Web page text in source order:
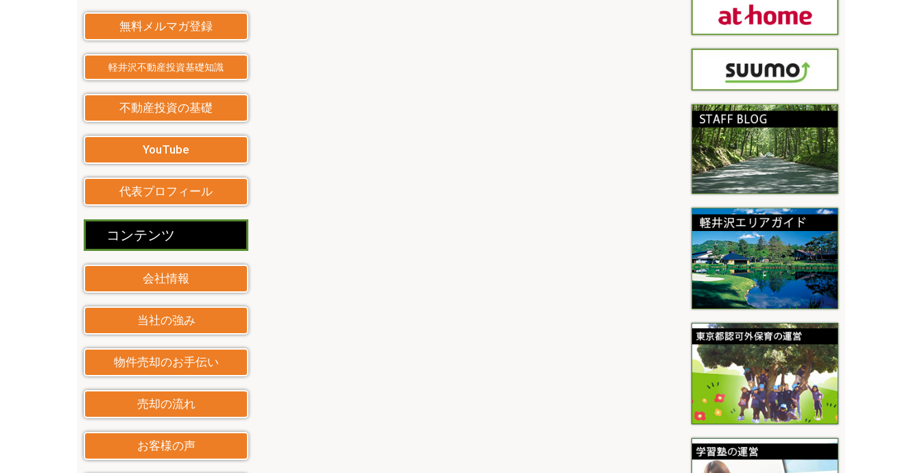
無料メルマガ登録
軽井沢不動産投資基礎知識
不動産投資の基礎
YouTube
代表プロフィール
コンテンツ
会社情報
当社の強み
物件売却のお手伝い
売却の流れ
お客様の声